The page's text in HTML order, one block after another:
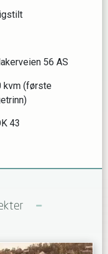
56 AS
kvm (første
43